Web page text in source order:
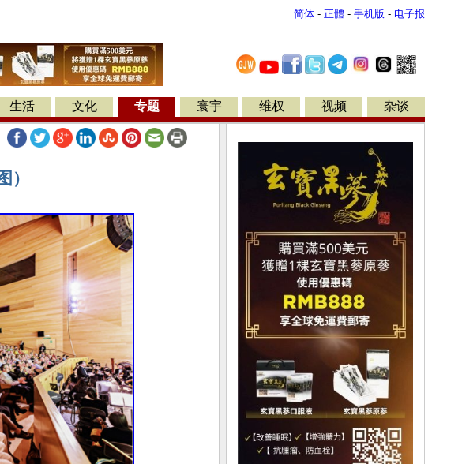
简体 - 正體 - 手机版 - 电子报
生活 文化 专题 寰宇 维权 视频 杂谈
）